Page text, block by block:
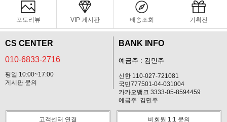
포토리뷰 VIP 게시판 배송조회 기획전
CS CENTER
010-6833-2716
평일 10:00~17:00
게시판 문의
BANK INFO
예금주 : 김민주
신한 110-027-721081
국민777501-04-031004
카카오뱅크 3333-05-8594459
예금주: 김민주
고객센터 연결 비회원 1:1 문의